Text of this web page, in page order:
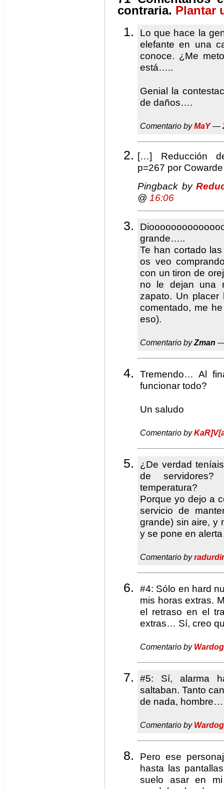
contraria. Plantar
Lo que hace la
elefante en una
conoce. ¿Me
está…..
Genial la
de daños….
Comentario byMaY—
[…] Reducción de
p=267 por
Pingback by
@ 16:06
grande…..
Te han cortado
os veo
con un tiron de
no le dejan una
zapato. Un
comentado, me
eso).
Comentario byZman —
Tremendo… Al
funcionar todo?
Un saludo
Comentario by
¿De verdad
de
temperatura?
Porque yo dejo a
servicio de
grande) sin aire, y
y se pone en
Comentario by
#4: Sólo en hard
mis horas extras.
el retraso en el
extras… Sí, creo
Comentario by Wardog
#5: Sí, alarma
saltaban. Tanto
de nada, hombre…
Comentario by Wardog
Pero ese
hasta las
suelo asar en